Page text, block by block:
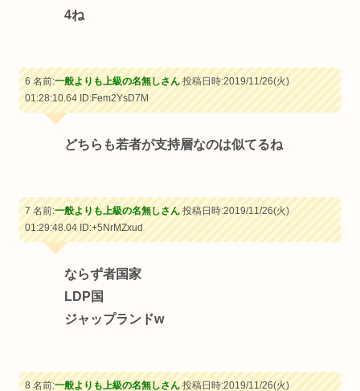
4ね
6 名前:一般よりも上級の名無しさん投稿日時:2019/11/26(火)
01:28:10.64ID:Fem2YsD7M
どちらも若者が支持層なのは似てるね
7 名前:一般よりも上級の名無しさん投稿日時:2019/11/26(火)
01:29:48.04ID:+5NrMZxud
ならず者国家
LDP国
ジャップランドw
8 名前:一般よりも上級の名無しさん投稿日時:2019/11/26(火)